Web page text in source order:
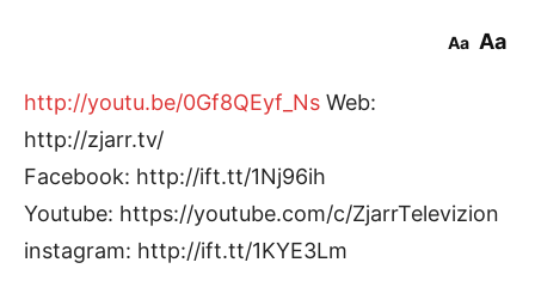
Aa Aa
http://youtu.be/0Gf8QEyf_Ns Web:
http://zjarr.tv/
Facebook: http://ift.tt/1Nj96ih
Youtube: https://youtube.com/c/ZjarrTelevizion
instagram: http://ift.tt/1KYE3Lm